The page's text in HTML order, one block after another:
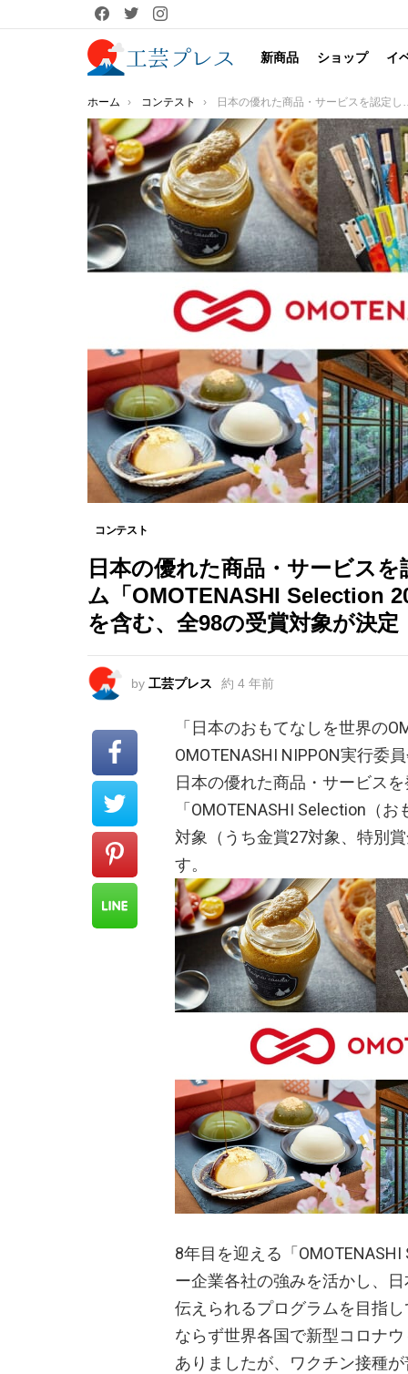
facebooktwitterinstagram
新商品 ショップ イ
You are here:
ホーム コンテスト 日本の優れた商品・サービスを認定し、国内外に発信するプログラム「OMOTENASHI Selection 2022 第1期」金賞27対象・特別賞6対象を含む、全98の受賞対象が決定！！
コンテスト
日本の優れた商品・サービス
ム「OMOTENASHI Selection
を含む、全98の受賞対象が決定
by 工芸プレス 約 4 年前
「日本のおもてなしを世界の
OMOTENASHI NIPPON実行委
日本の優れた商品・サービス
「OMOTENASHI Selection（
対象（うち金賞27対象、特別
す。
8年目を迎える「
ー企業各社の強みを活かし、
伝えられるプログラムを目指
ならず世界各国で新型コロナ
ありましたが、ワクチン接種